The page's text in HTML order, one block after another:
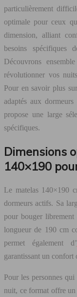
particulièrement
optimale pour ceux
dimension, alliant
besoins spécifiques
Découvrons
révolutionner vos
Pour en savoir plus
adaptés aux
propose une large
spécifiques.
Dimensions
140×190
Le matelas 140×190
dormeurs actifs. Sa
pour bouger
longueur de 190 cm
permet également d’
garantissant un confort
Pour les personnes
nuit, ce format offre